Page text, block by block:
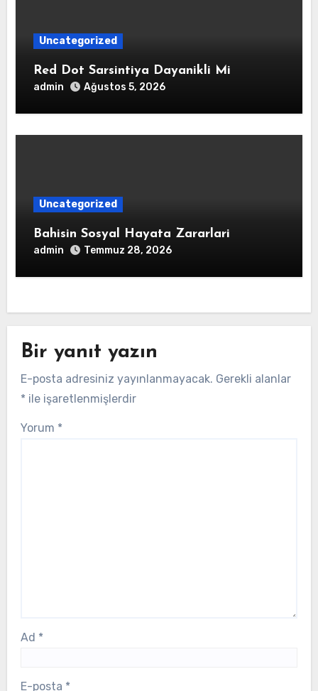
Uncategorized
Red Dot Sarsintiya Dayanikli Mi
admin Ağustos 5, 2026
Uncategorized
Bahisin Sosyal Hayata Zararlari
admin Temmuz 28, 2026
Bir yanıt yazın
E-posta adresiniz yayınlanmayacak. Gerekli alanlar
* ile işaretlenmişlerdir
Yorum *
Ad *
E-posta *